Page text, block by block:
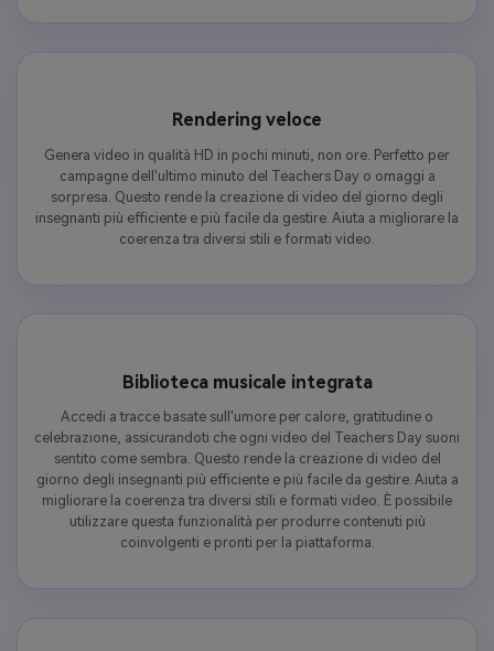
Rendering veloce
Genera video in qualità HD in pochi minuti, non ore. Perfetto per
campagne dell'ultimo minuto del Teachers Day o omaggi a
sorpresa. Questo rende la creazione di video del giorno degli
insegnanti più efficiente e più facile da gestire. Aiuta a migliorare la
coerenza tra diversi stili e formati video.
Biblioteca musicale integrata
Accedi a tracce basate sull'umore per calore, gratitudine o
celebrazione, assicurandoti che ogni video del Teachers Day suoni
sentito come sembra. Questo rende la creazione di video del
giorno degli insegnanti più efficiente e più facile da gestire. Aiuta a
migliorare la coerenza tra diversi stili e formati video. È possibile
utilizzare questa funzionalità per produrre contenuti più
coinvolgenti e pronti per la piattaforma.